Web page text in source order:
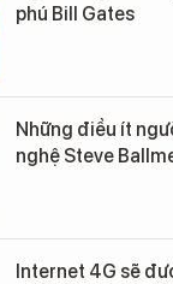
phú Bill Gates
Những điều ít
nghệ Steve
Internet 4G sẽ